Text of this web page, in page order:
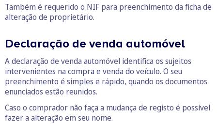
Também é requerido o NIF para preenchimento da ficha de
alteração de proprietário.
Declaração de venda automóvel
A declaração de venda automóvel identifica os sujeitos
intervenientes na compra e venda do veículo. O seu
preenchimento é simples e rápido, quando os documentos
enunciados estão reunidos.
Caso o comprador não faça a mudança de registo é possível
fazer a alteração em seu nome.